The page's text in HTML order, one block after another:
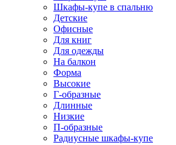
Шкафы-купе в спальню
Детские
Офисные
Для книг
Для одежды
На балкон
Форма
Высокие
Г-образные
Длинные
Низкие
П-образные
Радиусные шкафы-купе